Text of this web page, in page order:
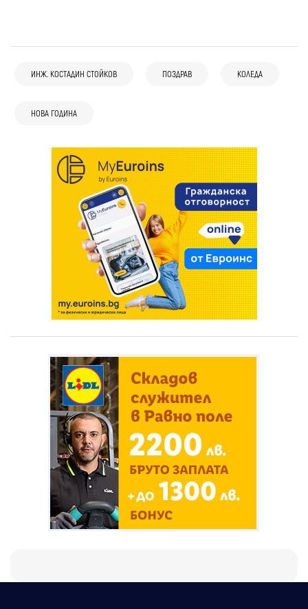
ИНЖ. КОСТАДИН СТОЙКОВ ПОЗДРАВ КОЛЕДА
НОВА ГОДИНА